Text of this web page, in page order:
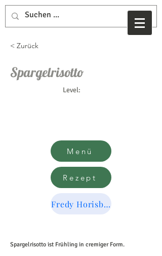
< Zurück
Spargelrisotto
Level:
Menü
Rezept
Fredy Horisberger
Spargelrisotto ist Frühling in cremiger Form.